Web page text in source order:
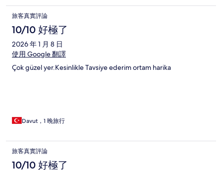
旅客真實評論
10/10 好極了
2026 年 1 月 8 日
使用 Google 翻譯
Çok güzel yer.Kesinlikle Tavsiye ederim ortam harika
Davut，1 晚旅行
旅客真實評論
10/10 好極了